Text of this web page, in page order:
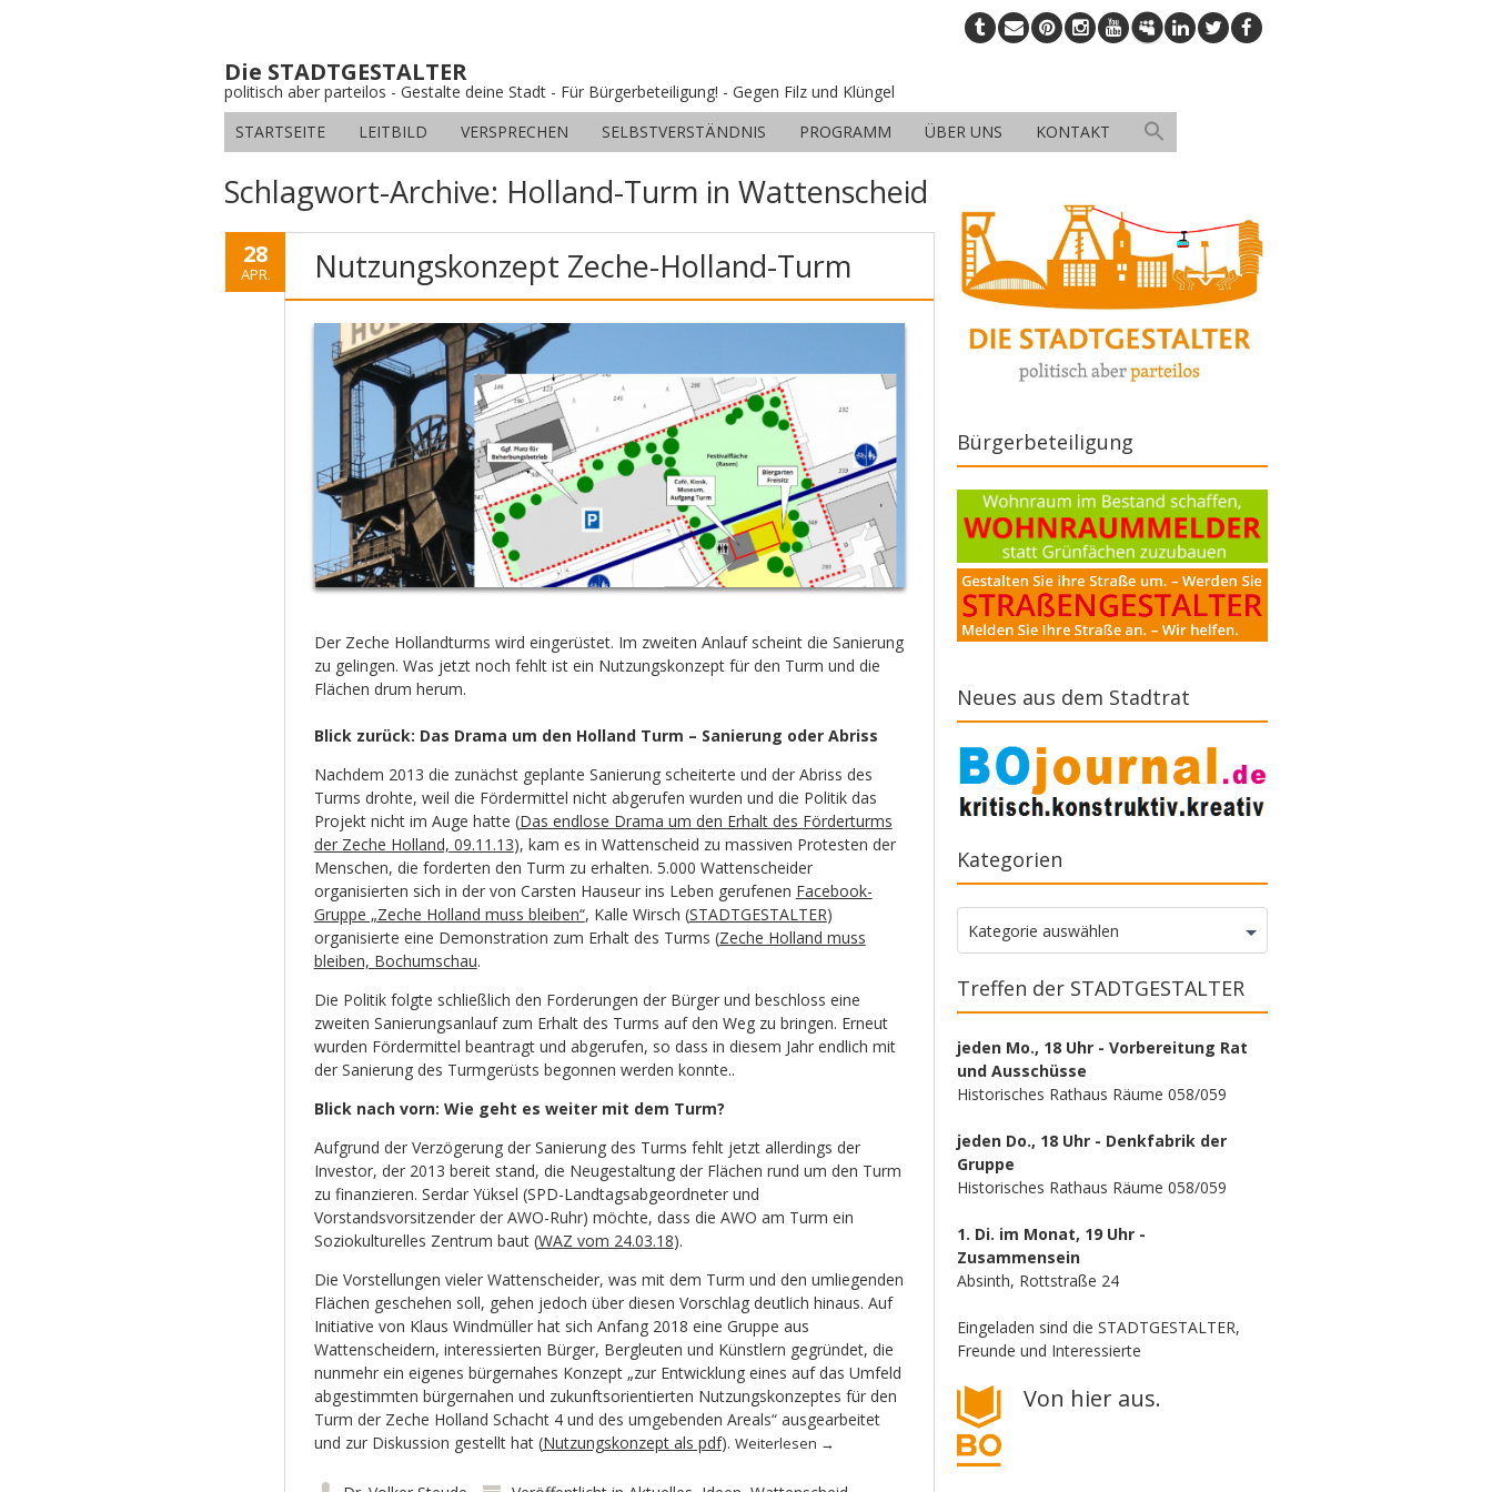
Die STADTGESTALTER
politisch aber parteilos - Gestalte deine Stadt - Für Bürgerbeteiligung! - Gegen Filz und Klüngel
STARTSEITE
LEITBILD VERSPRECHEN SELBSTVERSTÄNDNIS PROGRAMM ÜBER UNS KONTAKT
Schlagwort-Archive: Holland-Turm in Wattenscheid
28
APR. Nutzungskonzept Zeche-Holland-Turm
Der Zeche Hollandturms wird eingerüstet. Im zweiten Anlauf scheint die Sanierung
zu gelingen. Was jetzt noch fehlt ist ein Nutzungskonzept für den Turm und die
Flächen drum herum.
Blick zurück: Das Drama um den Holland Turm – Sanierung oder Abriss
Nachdem 2013 die zunächst geplante Sanierung scheiterte und der Abriss des
Turms drohte, weil die Fördermittel nicht abgerufen wurden und die Politik das
Projekt nicht im Auge hatte (Das endlose Drama um den Erhalt des Förderturms
der Zeche Holland, 09.11.13), kam es in Wattenscheid zu massiven Protesten der
Menschen, die forderten den Turm zu erhalten. 5.000 Wattenscheider
organisierten sich in der von Carsten Hauseur ins Leben gerufenen Facebook-
Gruppe „Zeche Holland muss bleiben“, Kalle Wirsch (STADTGESTALTER)
organisierte eine Demonstration zum Erhalt des Turms (Zeche Holland muss
bleiben, Bochumschau.
Die Politik folgte schließlich den Forderungen der Bürger und beschloss eine
zweiten Sanierungsanlauf zum Erhalt des Turms auf den Weg zu bringen. Erneut
wurden Fördermittel beantragt und abgerufen, so dass in diesem Jahr endlich mit
der Sanierung des Turmgerüsts begonnen werden konnte..
Blick nach vorn: Wie geht es weiter mit dem Turm?
Aufgrund der Verzögerung der Sanierung des Turms fehlt jetzt allerdings der
Investor, der 2013 bereit stand, die Neugestaltung der Flächen rund um den Turm
zu finanzieren. Serdar Yüksel (SPD-Landtagsabgeordneter und
Vorstandsvorsitzender der AWO-Ruhr) möchte, dass die AWO am Turm ein
Soziokulturelles Zentrum baut (WAZ vom 24.03.18).
Die Vorstellungen vieler Wattenscheider, was mit dem Turm und den umliegenden
Flächen geschehen soll, gehen jedoch über diesen Vorschlag deutlich hinaus. Auf
Initiative von Klaus Windmüller hat sich Anfang 2018 eine Gruppe aus
Wattenscheidern, interessierten Bürger, Bergleuten und Künstlern gegründet, die
nunmehr ein eigenes bürgernahes Konzept „zur Entwicklung eines auf das Umfeld
abgestimmten bürgernahen und zukunftsorientierten Nutzungskonzeptes für den
Turm der Zeche Holland Schacht 4 und des umgebenden Areals“ ausgearbeitet
und zur Diskussion gestellt hat (Nutzungskonzept als pdf). Weiterlesen →
Bürgerbeteiligung
Neues aus dem Stadtrat
Kategorien
Kategorien
Kategorie auswählen
Treffen der STADTGESTALTER
jeden Mo., 18 Uhr - Vorbereitung Rat
und Ausschüsse
Historisches Rathaus Räume 058/059
jeden Do., 18 Uhr - Denkfabrik der
Gruppe
Historisches Rathaus Räume 058/059
1. Di. im Monat, 19 Uhr -
Zusammensein
Absinth, Rottstraße 24
Eingeladen sind die STADTGESTALTER,
Freunde und Interessierte
Von hier aus.